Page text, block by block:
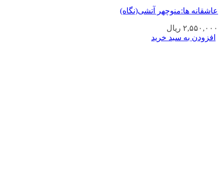
عاشقانه ها:منوچهر آتشی(نگاه)
۲,۵۵۰,۰۰۰ ریال
افزودن به سبد خرید